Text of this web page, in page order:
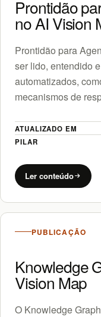
Prontidão
no AI Vision
Prontidão para
ser lido, entendido
automatizados,
mecanismos de
ATUALIZADO EM
PILAR
Ler conteúdo
PUBLICAÇÃO
Knowledge
Vision Map
O Knowledge